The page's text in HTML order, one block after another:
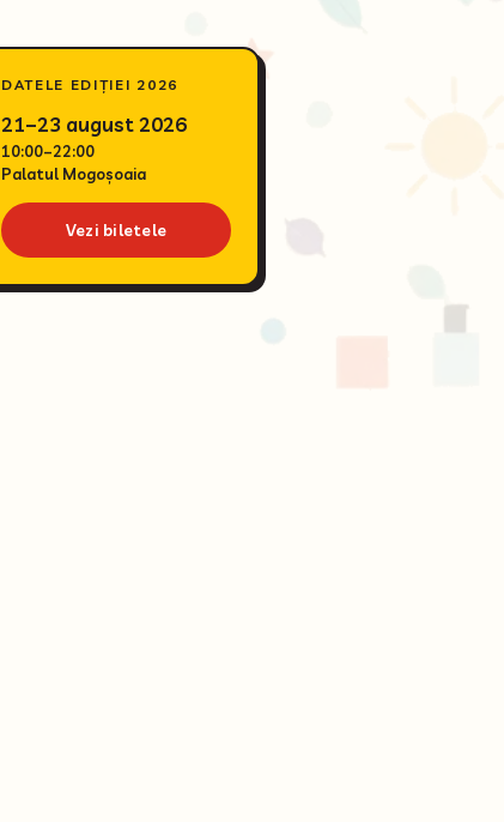
DATELE EDIȚIEI 2026
21–23 august 2026
10:00–22:00
Palatul Mogoșoaia
Vezi biletele